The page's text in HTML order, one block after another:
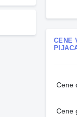
CENE
Cene
Cene